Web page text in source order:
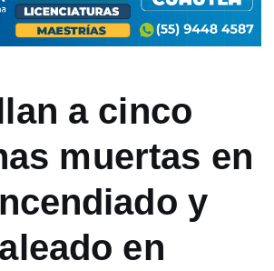
a cinco
muertas en
y
en